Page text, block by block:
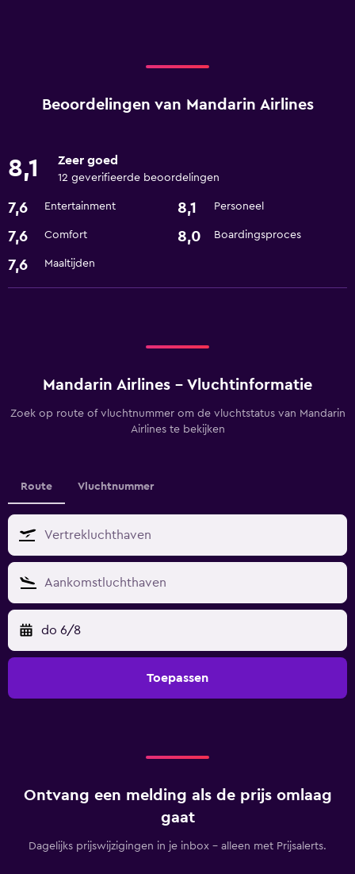
Beoordelingen van Mandarin Airlines
8,1 Zeer goed
12 geverifieerde beoordelingen
7,6 Entertainment 8,1 Personeel
7,6 Comfort 8,0 Boardingsproces
7,6 Maaltijden
Mandarin Airlines - Vluchtinformatie
Zoek op route of vluchtnummer om de vluchtstatus van Mandarin
Airlines te bekijken
Route Vluchtnummer
do 6/8
Toepassen
Ontvang een melding als de prijs omlaag
gaat
Dagelijks prijswijzigingen in je inbox - alleen met Prijsalerts.